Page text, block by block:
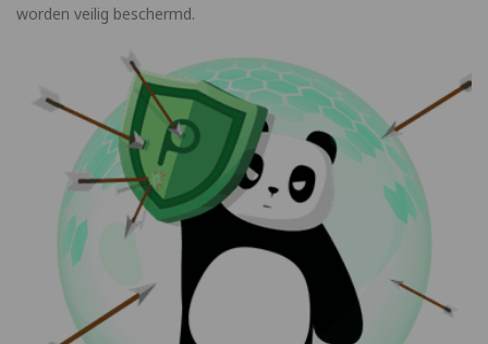
worden veilig beschermd.